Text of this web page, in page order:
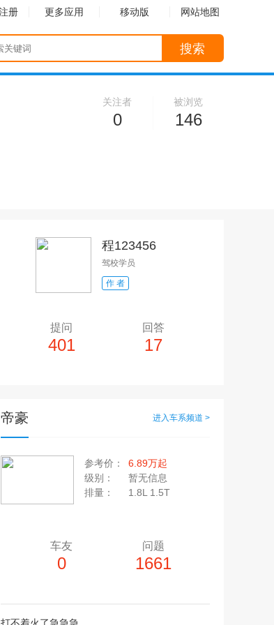
册 更多应用 移动版 网站地图
搜索
被浏览
146
关注者
0
程123456
驾校学员
作 者
提问
401
回答
17
帝豪 进入车系频道 >
参考价：
6.89万起
级别：
暂无信息
排量：
1.8L 1.5T 1.5L
车友
0
问题
1661
，单个视频小于200M